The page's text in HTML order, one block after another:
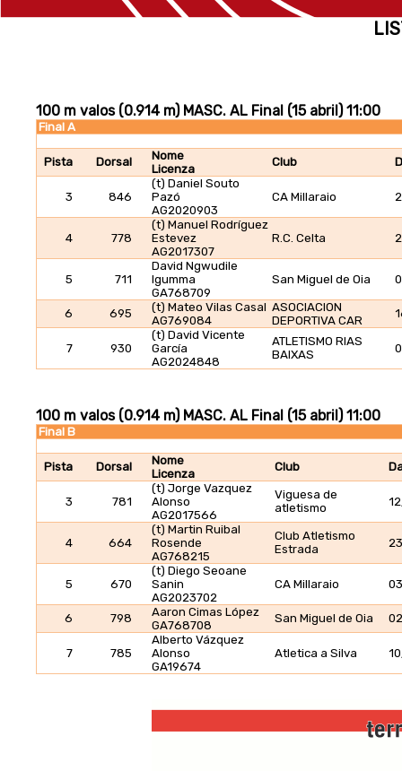
Final A
Pista Dorsal
Nome
Licenza
Club
3 846
(t) Daniel Souto
Pazó
AG2020903
CA Millaraio
4 778
(t) Manuel Rodríguez
Estevez
AG2017307
R.C. Celta
5 711
David Ngwudile
Igumma
GA768709
San Miguel de Oia
6 695
(t) Mateo Vilas Casal
AG769084
ASOCIACION
DEPORTIVA CAR
7 930
(t) David Vicente
García
AG2024848
ATLETISMO RIAS
BAIXAS
100 m valos (0.914 m) MASC. AL Final (15 abril) 11:00
Final B
Pista Dorsal
Nome
Licenza
Club
3 781
(t) Jorge Vazquez
Alonso
AG2017566
Viguesa de
atletismo
4 664
(t) Martin Ruibal
Rosende
AG768215
Club Atletismo
Estrada
5 670
(t) Diego Seoane
Sanin
AG2023702
CA Millaraio
6 798
Aaron Cimas López
GA768708
San Miguel de Oia
7 785
Alberto Vázquez
Alonso
GA19674
Atletica a Silva
100 m valos (0.914 m) MASC. AL Final (15 abril) 11:00